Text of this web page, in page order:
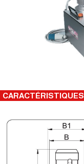
CARACTÉRISTIQUES